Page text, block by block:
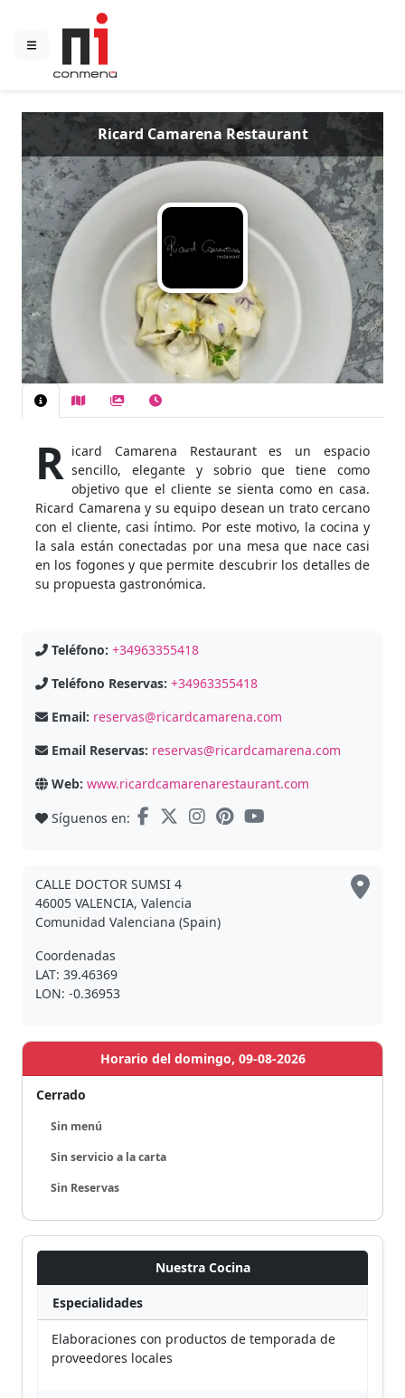
Ricard Camarena Restaurant
R icard Camarena Restaurant es un espacio
sencillo, elegante y sobrio que tiene como
objetivo que el cliente se sienta como en casa.
Ricard Camarena y su equipo desean un trato cercano
con el cliente, casi íntimo. Por este motivo, la cocina y
la sala están conectadas por una mesa que nace casi
en los fogones y que permite descubrir los detalles de
su propuesta gastronómica.
Teléfono: +34963355418
Teléfono Reservas: +34963355418
Email: reservas@ricardcamarena.com
Email Reservas: reservas@ricardcamarena.com
Web: www.ricardcamarenarestaurant.com
Síguenos en:
CALLE DOCTOR SUMSI 4
46005 VALENCIA, Valencia
Comunidad Valenciana (Spain)
Coordenadas
LAT: 39.46369
LON: -0.36953
Horario del domingo, 09-08-2026
Cerrado
Sin menú
Sin servicio a la carta
Sin Reservas
Nuestra Cocina
Especialidades
Elaboraciones con productos de temporada de
proveedores locales